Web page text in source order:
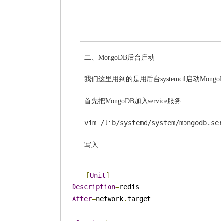
二、MongoDB后台启动
我们这里用到的是用后台systemctl启动
首先把MongoDB加入service服务
vim /lib/systemd/system/
写入
[Unit]
Description=
After=network.target